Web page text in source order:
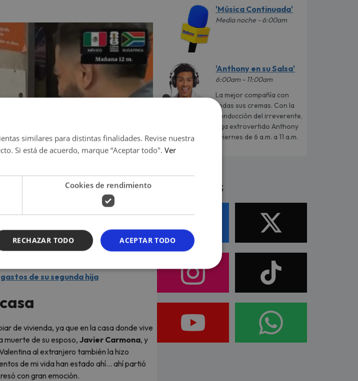
de su segunda hija
de vivienda, ya que en la casa donde vive
muerte de su esposo, Javier Carmona, y
al extranjero también la hizo
de mi vida han estado ahí… ahí partió
con gran emoción.
'Música Continuada'
Media noche - 6:00am
'Anthony en su Salsa'
6:00am - 11:00am
La mejor compañía con
todas sus cremas. Con la
conducción del irreverente,
desenfadado y mega extrovertido Anthony
Chávez de lunes a viernes de 6 a.m. a 11 a.m.
Síguenos
similares para distintas finalidades. Revise nuestra
Si está de acuerdo, marque “Aceptar todo". Ver
Cookies de rendimiento
ACEPTAR TODO
RECHAZAR TODO